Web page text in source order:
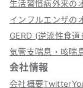
生活習慣病外来の
インフルエンザの
GERD (逆流性食
気管支喘息・咳喘
会社情報
会社概要Twitter